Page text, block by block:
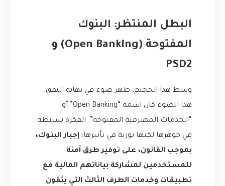
البطل المنتظر: البنوك
المفتوحة (Open Banking) و
PSD2
وسط هذا الجحيم، ظهر ضوء في نهاية النفق.
هذا الضوء كان اسمه “Open Banking” أو
“الخدمات المصرفية المفتوحة”. الفكرة بسيطة
في جوهرها لكنها ثورية في تأثيرها: إجبار البنوك،
بموجب القانون، على توفير طرق آمنة
للمستخدمين لمشاركة بياناتهم المالية مع
تطبيقات وخدمات الطرف الثالث التي يثقون